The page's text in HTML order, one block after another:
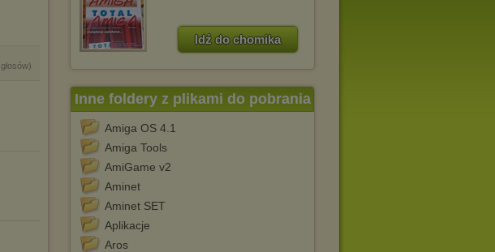
głosów)
Idź do chomika
Inne foldery z plikami do pobrania
Amiga OS 4.1
Amiga Tools
AmiGame v2
Aminet
Aminet SET
Aplikacje
Aros